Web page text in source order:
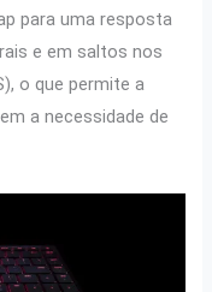
para uma resposta
e em saltos nos
o que permite a
a necessidade de